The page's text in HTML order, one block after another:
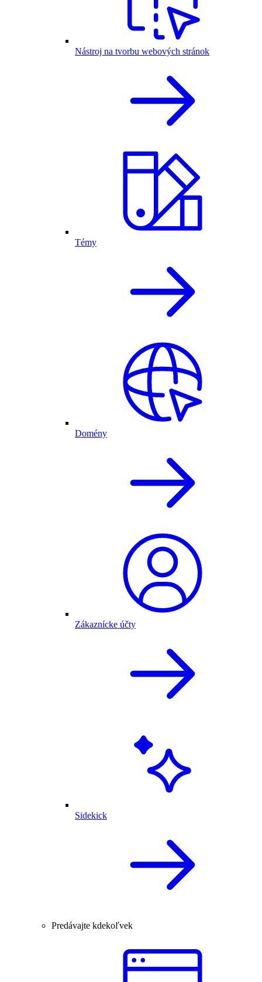
Nástroj na tvorbu webových stránok
Témy
Domény
Zákaznícke účty
Sidekick
Predávajte kdekoľvek